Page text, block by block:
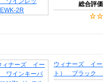
総合評価
ウィナーズ イ
ト） ブラック